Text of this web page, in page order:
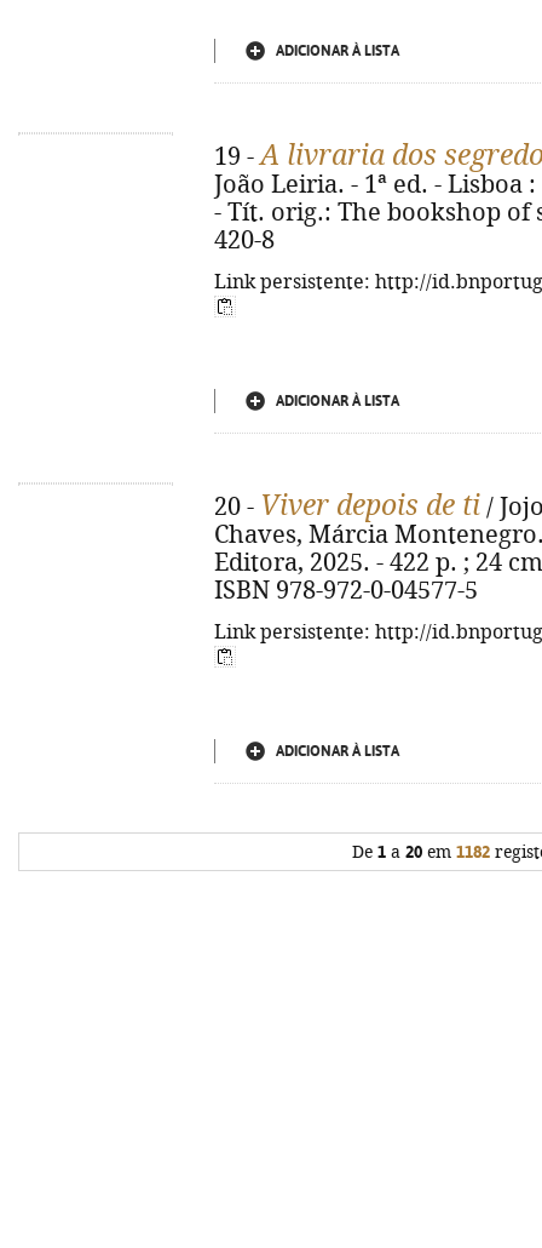
ADICIONAR À LISTA
19 -A livraria dos
João Leiria. - 1ª ed. - Lisboa
- Tít. orig.: The bookshop of
420-8
Link persistente: http://
ADICIONAR À LISTA
20 - Viver depois de ti /
Chaves, Márcia
Editora, 2025. - 422 p. ; 24
ISBN 978-972-0-04577-5
Link persistente: http://
ADICIONAR À LISTA
De 1a 20em 1182